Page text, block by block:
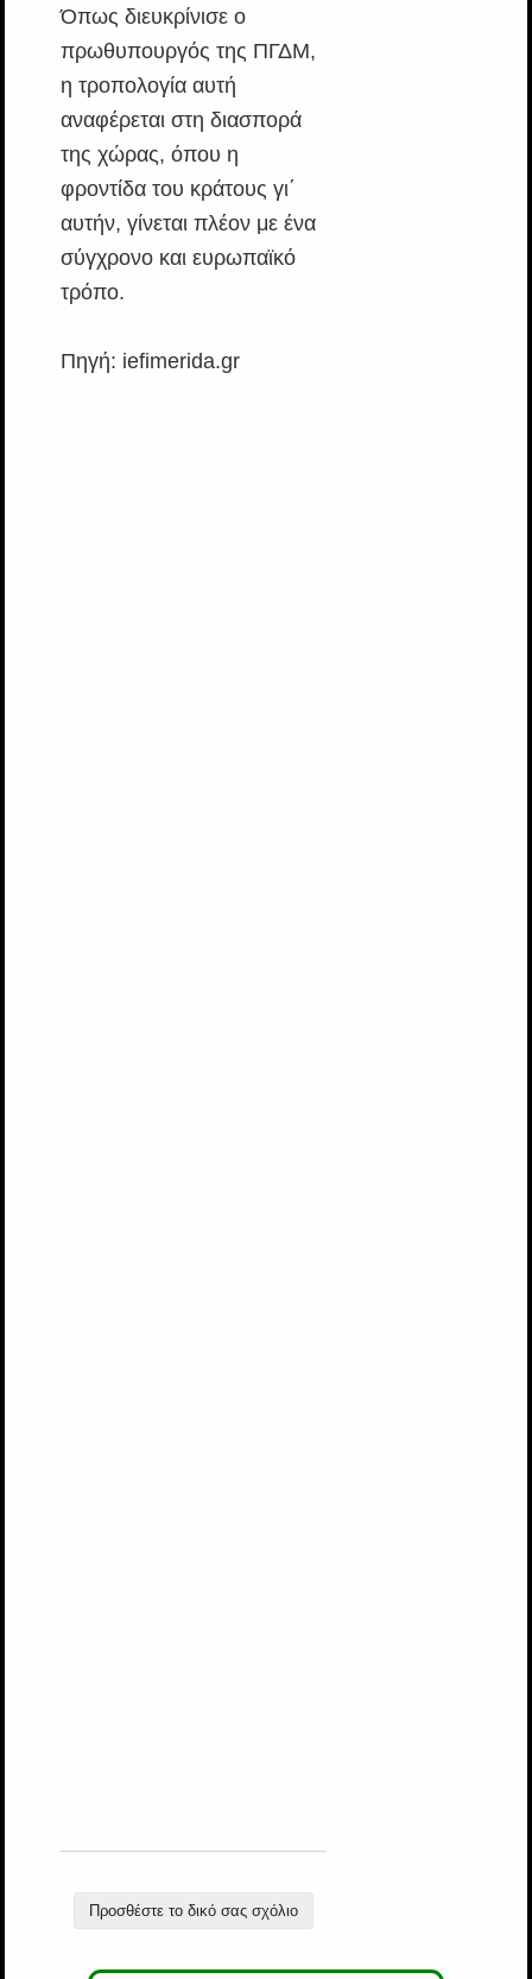
Όπως διευκρίνισε ο
πρωθυπουργός της ΠΓΔΜ,
η τροπολογία αυτή
αναφέρεται στη διασπορά
της χώρας, όπου η
φροντίδα του κράτους γι΄
αυτήν, γίνεται πλέον με ένα
σύγχρονο και ευρωπαϊκό
τρόπο.
Πηγή: iefimerida.gr
Προσθέστε το δικό σας σχόλιο